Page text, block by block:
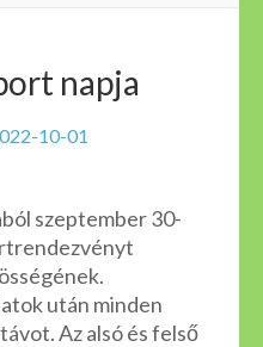
napja
10-01
szeptember 30-
után minden
Az alsó és felső